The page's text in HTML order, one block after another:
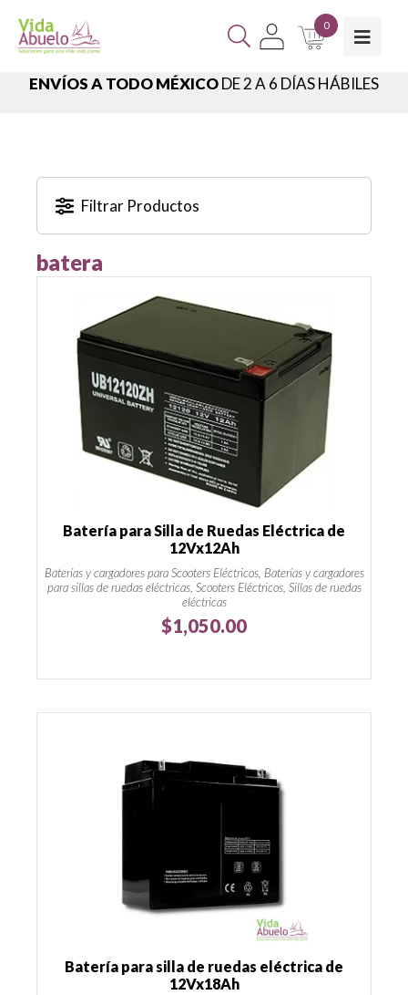
0
ENVÍOS A TODO MÉXICODE 2 A 6 DÍAS HÁBILES
Filtrar Productos
batera
Batería para Silla de Ruedas Eléctrica de
12Vx12Ah
Baterías y cargadores para Scooters Eléctricos, Baterías y cargadores
para sillas de ruedas eléctricas, Scooters Eléctricos, Sillas de ruedas
eléctricas
$1,050.00
Batería para silla de ruedas eléctrica de
12Vx18Ah